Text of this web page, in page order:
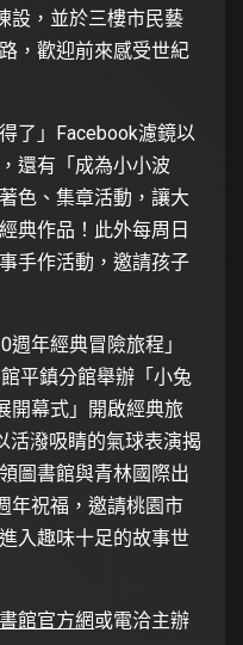
設，並於三樓市民藝
，歡迎前來感受世紀
了」Facebook濾鏡以
還有「成為小小波
色、集章活動，讓大
典作品！此外每周日
手作活動，邀請孩子
年經典冒險旅程」
平鎮分館舉辦「小兔
開幕式」開啟經典旅
活潑吸睛的氣球表演揭
圖書館與青林國際出
年祝福，邀請桃園市
入趣味十足的故事世
館官方網或電洽主辦